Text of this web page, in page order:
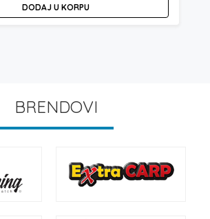
DODAJ U KORPU
BRENDOVI